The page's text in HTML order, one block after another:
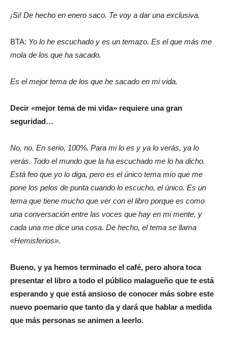
¡Si! De hecho en enero saco. Te voy a dar una exclusiva.
BTA: Yo lo he escuchado y es un temazo. Es el que más me
mola de los que ha sacado.
Es el mejor tema de los que he sacado en mi vida.
Decir «mejor tema de mi vida» requiere una gran
seguridad…
No, no. En serio, 100%. Para mi lo es y ya lo verás, ya lo
verás. Todo el mundo que la ha escuchado me lo ha dicho.
Está feo que yo lo diga, pero es el único tema mío que me
pone los pelos de punta cuando lo escucho, el único. Es un
tema que tiene mucho que ver con el libro porque es como
una conversación entre las voces que hay en mi mente, y
cada una me dice una cosa. De hecho, el tema se llama
«Hemisferios».
Bueno, y ya hemos terminado el café, pero ahora toca
presentar el libro a todo el público malagueño que te está
esperando y que está ansioso de conocer más sobre este
nuevo poemario que tanto da y dará que hablar a medida
que más personas se animen a leerlo.